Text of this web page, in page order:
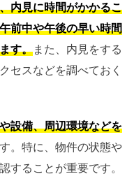
内見に時間がかかるこ
前中や午後の早い時間
す。また、内見をする
セスなどを調べておく
設備、周辺環境などを
。特に、物件の状態や
することが重要です。